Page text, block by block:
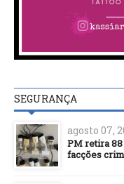
SEGURANÇA
agosto 07,
PM retira
facções